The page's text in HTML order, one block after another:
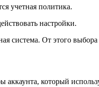
учетная политика.
настройки.
От этого выбора
который